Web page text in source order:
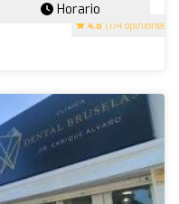
4.8 (174 opiniones)
Horario